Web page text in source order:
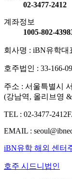
02-3477-2412
계좌정보
1005-802-
회사명 : iBN유학대
호주법인 : 33-166-
주소 : 서울특별시
(강남역, 올리브영
TEL : 02-3477-2412
EMAIL :
iBN유학 해외 센터
호주 시드니법인